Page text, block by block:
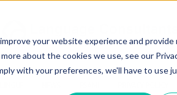
your website experience and provide
about the cookies we use, see our
with your preferences, we'll have to use